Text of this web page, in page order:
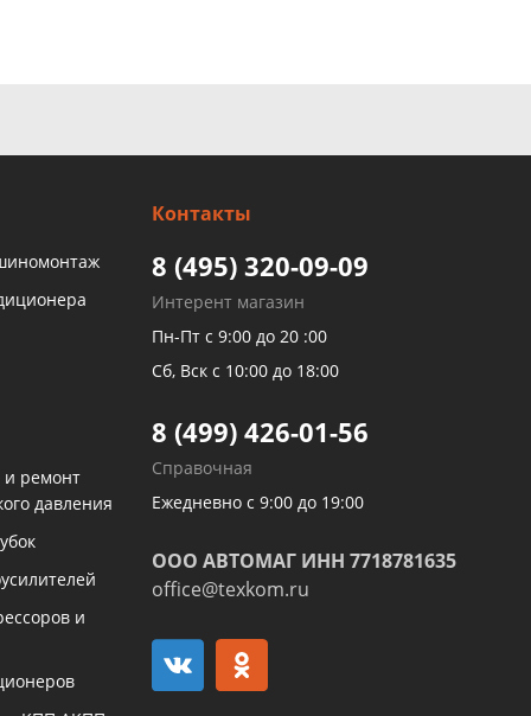
и ремонт
давления
и
Контакты
8 (495) 320-09-09
Интерент магазин
Пн-Пт с 9:00 до 20 :00
Сб, Вск с 10:00 до 18:00
8 (499) 426-01-56
Справочная
Ежедневно с 9:00 до 19:00
ООО АВТОМАГ ИНН 7718781635
office@texkom.ru